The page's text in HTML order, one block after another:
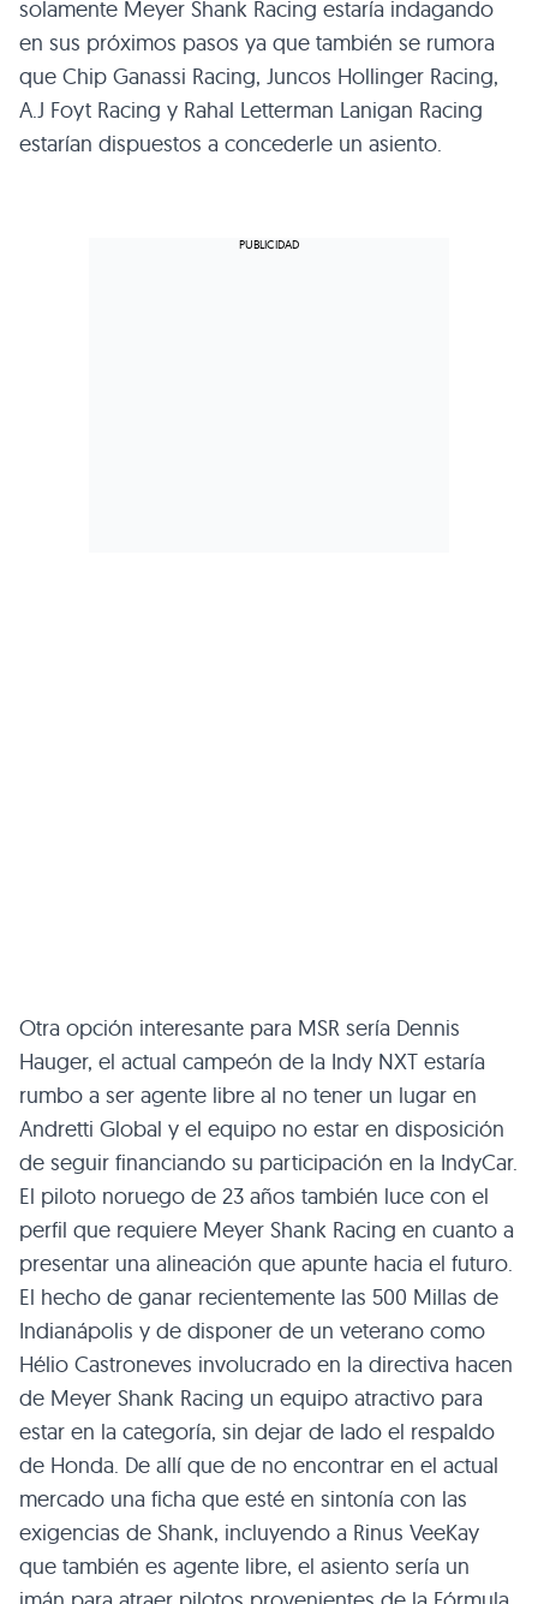
solamente Meyer Shank Racing estaría indagando
en sus próximos pasos ya que también se rumora
que Chip Ganassi Racing, Juncos Hollinger Racing,
A.J Foyt Racing y Rahal Letterman Lanigan Racing
estarían dispuestos a concederle un asiento.
Otra opción interesante para MSR sería Dennis
Hauger, el actual campeón de la Indy NXT estaría
rumbo a ser agente libre al no tener un lugar en
Andretti Global y el equipo no estar en disposición
de seguir financiando su participación en la IndyCar.
El piloto noruego de 23 años también luce con el
perfil que requiere Meyer Shank Racing en cuanto a
presentar una alineación que apunte hacia el futuro.
El hecho de ganar recientemente las 500 Millas de
Indianápolis y de disponer de un veterano como
Hélio Castroneves involucrado en la directiva hacen
de Meyer Shank Racing un equipo atractivo para
estar en la categoría, sin dejar de lado el respaldo
de Honda. De allí que de no encontrar en el actual
mercado una ficha que esté en sintonía con las
exigencias de Shank, incluyendo a Rinus VeeKay
que también es agente libre, el asiento sería un